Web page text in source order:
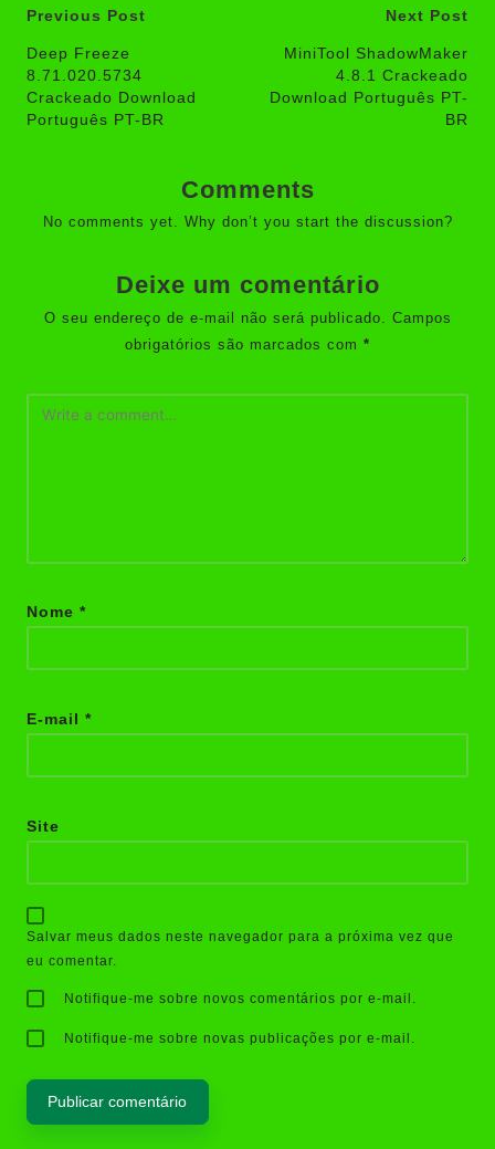
Post
navigation
Previous Post
Deep Freeze
8.71.020.5734
Crackeado Download
Português PT-BR
Next Post
MiniTool ShadowMaker
4.8.1 Crackeado
Download Português PT-
BR
Comments
No comments yet. Why don’t you start the discussion?
Deixe um comentário
O seu endereço de e-mail não será publicado. Campos
obrigatórios são marcados com *
Nome *
E-mail *
Site
Salvar meus dados neste navegador para a próxima vez que
eu comentar.
Notifique-me sobre novos comentários por e-mail.
Notifique-me sobre novas publicações por e-mail.